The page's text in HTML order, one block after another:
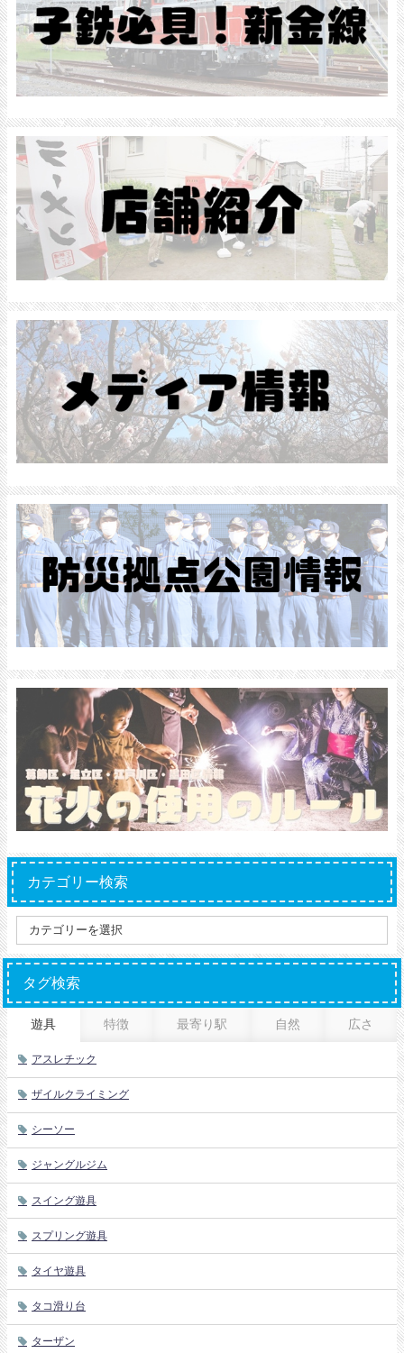
カテゴリー検索
タグ検索
遊具 特徴 最寄り駅 自然 広さ
アスレチック
ザイルクライミング
シーソー
ジャングルジム
スイング遊具
スプリング遊具
タイヤ遊具
タコ滑り台
ターザン